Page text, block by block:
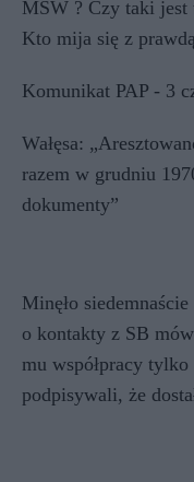
MSW ? Czy taki jest
Kto mija się z
Komunikat PAP - 3
Wałęsa:
razem w grudniu
dokumenty”
Minęło
o kontakty z SB
mu współpracy
podpisywali, że